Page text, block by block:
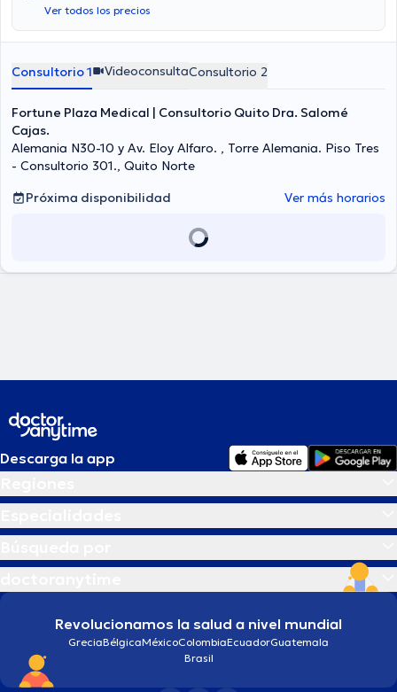
Ver todos los precios
Consultorio 1 VideoconsultaConsultorio 2
Fortune Plaza Medical | Consultorio Quito Dra. Salomé
Cajas.
Alemania N30-10 y Av. Eloy Alfaro. , Torre Alemania. Piso Tres
- Consultorio 301., Quito Norte
Próxima disponibilidad
Ver más horarios
Descarga la app
Revolucionamos la salud a nivel mundial
GreciaBélgicaMéxicoColombiaEcuadorGuatemala
Brasil